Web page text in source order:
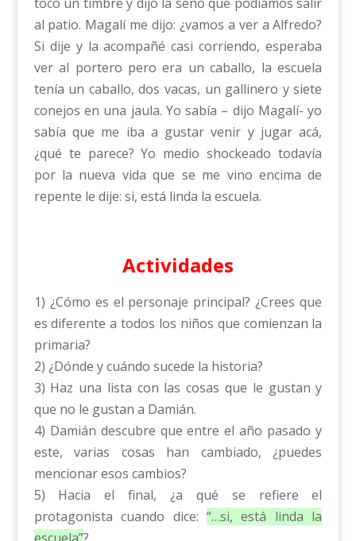
toco un timbre y dijo la seño que podíamos salir
al patio. Magalí me dijo: ¿vamos a ver a Alfredo?
Si dije y la acompañé casi corriendo, esperaba
ver al portero pero era un caballo, la escuela
tenía un caballo, dos vacas, un gallinero y siete
conejos en una jaula. Yo sabía – dijo Magalí- yo
sabía que me iba a gustar venir y jugar acá,
¿qué te parece? Yo medio shockeado todavía
por la nueva vida que se me vino encima de
repente le dije: si, está linda la escuela.
Actividades
1) ¿Cómo es el personaje principal? ¿Crees que
es diferente a todos los niños que comienzan la
primaria?
2) ¿Dónde y cuándo sucede la historia?
3) Haz una lista con las cosas que le gustan y
que no le gustan a Damián.
4) Damián descubre que entre el año pasado y
este, varias cosas han cambiado, ¿puedes
mencionar esos cambios?
5) Hacia el final, ¿a qué se refiere el
protagonista cuando dice: “…si, está linda la